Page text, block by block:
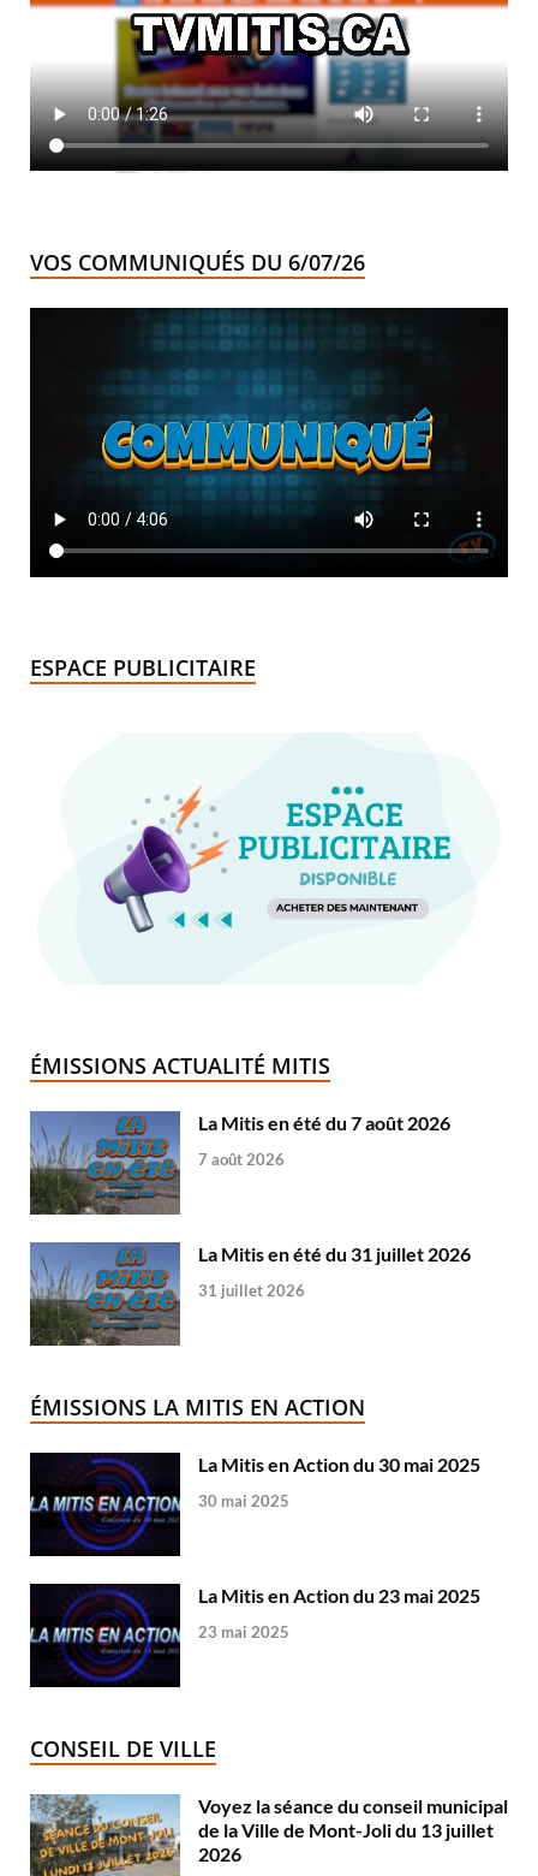
VOS COMMUNIQUÉS DU 6/07/26
ESPACE PUBLICITAIRE
ÉMISSIONS ACTUALITÉ MITIS
La Mitis en été du 7 août 2026
7 août 2026
La Mitis en été du 31 juillet 2026
31 juillet 2026
ÉMISSIONS LA MITIS EN ACTION
La Mitis en Action du 30 mai 2025
30 mai 2025
La Mitis en Action du 23 mai 2025
23 mai 2025
CONSEIL DE VILLE
Voyez la séance du conseil municipal
de la Ville de Mont-Joli du 13 juillet
2026